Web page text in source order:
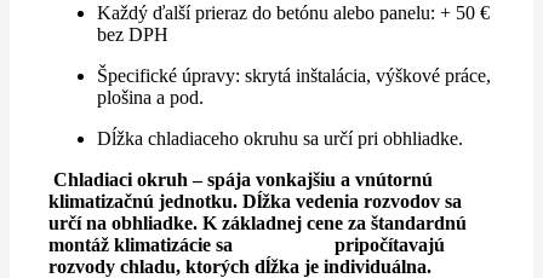
Každý ďalší prieraz do betónu alebo panelu: + 50 €
bez DPH
Špecifické úpravy: skrytá inštalácia, výškové práce,
plošina a pod.
Dĺžka chladiaceho okruhu sa určí pri obhliadke.
Chladiaci okruh – spája vonkajšiu a vnútornú
klimatizačnú jednotku. Dĺžka vedenia rozvodov sa
určí na obhliadke. K základnej cene za štandardnú
montáž klimatizácie sa pripočítavajú
rozvody chladu, ktorých dĺžka je individuálna.